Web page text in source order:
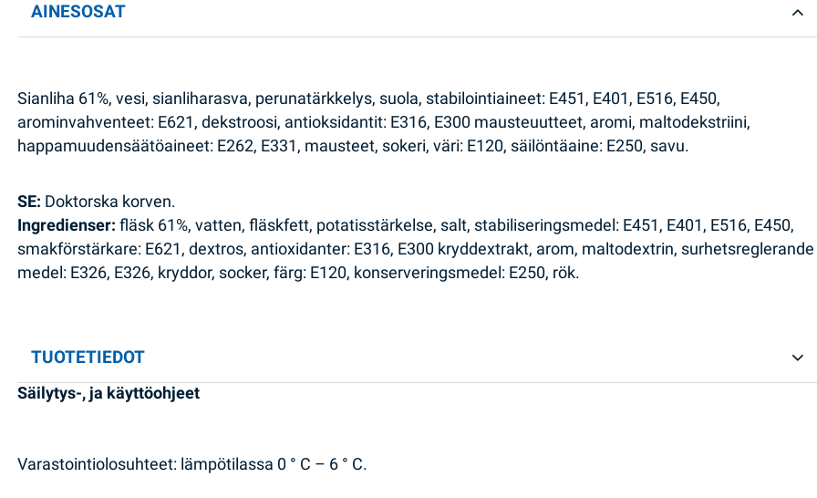
AINESOSAT
Sianliha 61%, vesi, sianliharasva, perunatärkkelys, suola, stabilointiaineet: E451, E401, E516, E450,
arominvahventeet: E621, dekstroosi, antioksidantit: E316, E300 mausteuutteet, aromi, maltodekstriini,
happamuudensäätöaineet: E262, E331, mausteet, sokeri, väri: E120, säilöntäaine: E250, savu.
SE: Doktorska korven.
Ingredienser:fläsk 61%, vatten, fläskfett, potatisstärkelse, salt, stabiliseringsmedel: E451, E401, E516, E450,
smakförstärkare: E621, dextros, antioxidanter: E316, E300 kryddextrakt, arom, maltodextrin, surhetsreglerande
medel: E326, E326, kryddor, socker, färg: E120, konserveringsmedel: E250, rök.
TUOTETIEDOT
Säilytys-, ja käyttöohjeet
Varastointiolosuhteet: lämpötilassa 0 ° C – 6 ° C.